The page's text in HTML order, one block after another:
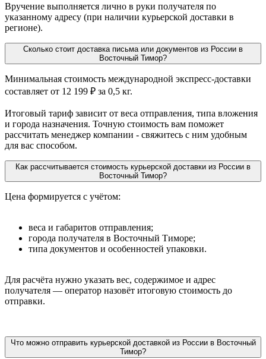
Вручение выполняется лично в руки получателя по
указанному адресу (при наличии курьерской доставки в
регионе).
Сколько стоит доставка письма или документов из России в
Восточный Тимор?
Минимальная стоимость международной экспресс-доставки
составляет от 12 199 ₽ за 0,5 кг.
Итоговый тариф зависит от веса отправления, типа вложения
и города назначения. Точную стоимость вам поможет
рассчитать менеджер компании - свяжитесь с ним удобным
для вас способом.
Как рассчитывается стоимость курьерской доставки из России в
Восточный Тимор?
Цена формируется с учётом:
веса и габаритов отправления;
города получателя в Восточный Тиморе;
типа документов и особенностей упаковки.
Для расчёта нужно указать вес, содержимое и адрес
получателя — оператор назовёт итоговую стоимость до
отправки.
Что можно отправить курьерской доставкой из России в Восточный
Тимор?